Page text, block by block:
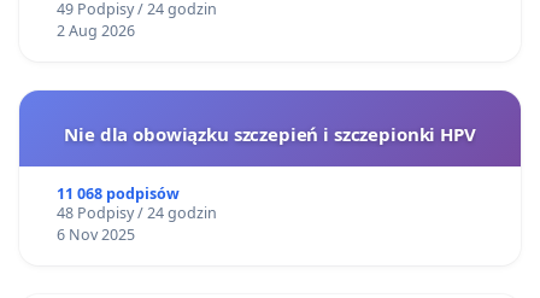
dr hab. prof. UŁ Danuta Kowalska
Współczesnej UŁ
dr hab. prof. UŁ Tomasz Cieślak, Instytut Filologii
Polskiej i Logopedii UŁ
prof. dr hab. Rafał Zarębski, Instytut Filologii
Polskiej i Logopedii UŁ
49 Podpisy / 24 godzin
2 Aug 2026
Nie dla obowiązku szczepień i szczepionki HPV
11 068 podpisów
48 Podpisy / 24 godzin
6 Nov 2025